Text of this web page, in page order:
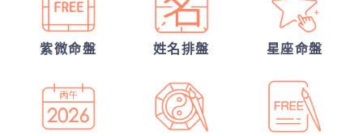
你們的命盤合嗎？適合當夫妻？批婚配指數
他的戀愛意圖全洞悉
張盛舒大師，詳批你的一生命運！
紫微命盤 姓名排盤 星座命盤